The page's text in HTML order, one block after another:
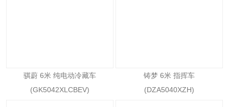
骐蔚 6米 纯电动冷藏车
(GK5042XLCBEV)
铸梦 6米 指挥车
(DZA5040XZH)